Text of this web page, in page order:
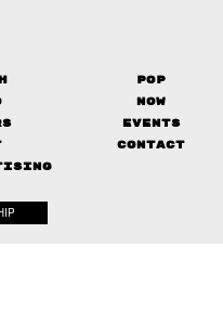
Pop
Now
Events
Contact